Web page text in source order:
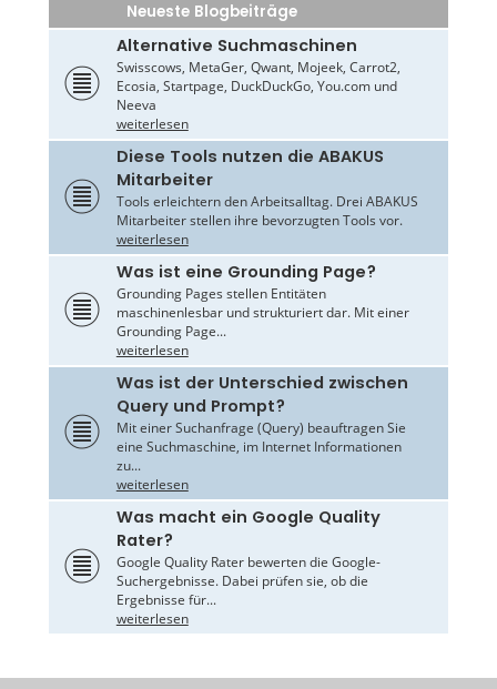
Neueste Blogbeiträge
Alternative Suchmaschinen
Swisscows, MetaGer, Qwant, Mojeek, Carrot2,
Ecosia, Startpage, DuckDuckGo, You.com und
Neeva
weiterlesen
Diese Tools nutzen die ABAKUS
Mitarbeiter
Tools erleichtern den Arbeitsalltag. Drei ABAKUS
Mitarbeiter stellen ihre bevorzugten Tools vor.
weiterlesen
Was ist eine Grounding Page?
Grounding Pages stellen Entitäten
maschinenlesbar und strukturiert dar. Mit einer
Grounding Page...
weiterlesen
Was ist der Unterschied zwischen
Query und Prompt?
Mit einer Suchanfrage (Query) beauftragen Sie
eine Suchmaschine, im Internet Informationen
zu...
weiterlesen
Was macht ein Google Quality
Rater?
Google Quality Rater bewerten die Google-
Suchergebnisse. Dabei prüfen sie, ob die
Ergebnisse für...
weiterlesen